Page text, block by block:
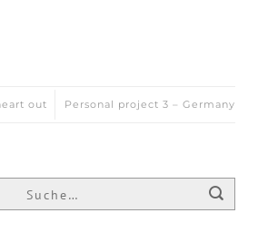
out Personal project 3 – Germany